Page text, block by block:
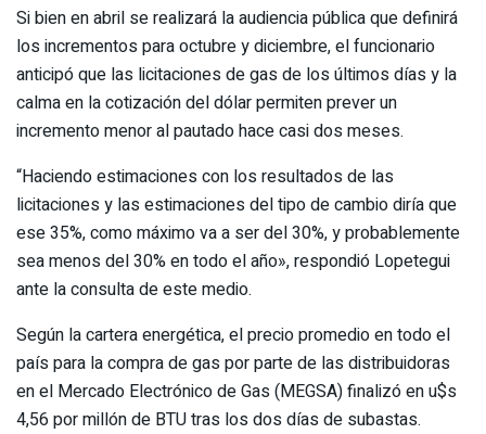
Si bien en abril se realizará la audiencia pública que definirá
los incrementos para octubre y diciembre, el funcionario
anticipó que las licitaciones de gas de los últimos días y la
calma en la cotización del dólar permiten prever un
incremento menor al pautado hace casi dos meses.
“Haciendo estimaciones con los resultados de las
licitaciones y las estimaciones del tipo de cambio diría que
ese 35%, como máximo va a ser del 30%, y probablemente
sea menos del 30% en todo el año», respondió Lopetegui
ante la consulta de este medio.
Según la cartera energética, el precio promedio en todo el
país para la compra de gas por parte de las distribuidoras
en el Mercado Electrónico de Gas (MEGSA) finalizó en u$s
4,56 por millón de BTU tras los dos días de subastas.